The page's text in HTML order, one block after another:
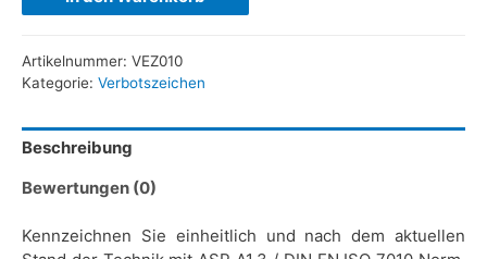
Artikelnummer: VEZ010
Kategorie: Verbotszeichen
Beschreibung
Bewertungen (0)
Kennzeichnen Sie einheitlich und nach dem aktuellen